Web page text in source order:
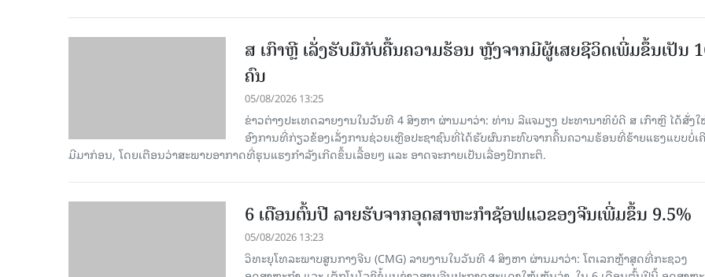
ສ ເກົາຫຼີ ເລັ່ງຮັບມືກັບຄື້ນຄວາມຮ້ອນ ຫຼັງຈາກມີຜູ້ເສຍຊີວິດເພີ່ມຂຶ້ນເປັນ
ຄົນ
05/08/2026 13:25
ຂ່າວຕ່າງປະເທດລາຍງານໃນວັນທີ 4 ສິງຫາ ຜ່ານມາວ່າ: ທ່ານ ລີແຈມຽງ ປະທານາທິບໍດີ ສ ເກົາຫຼີ ໄດ້ສັ່ງ
ອົງການທີ່ກ່ຽວຂ້ອງເລັ່ງການຊ່ວຍເຫຼືອປະຊາຊົນທີ່ໄດ້ຮັບຜົນກະທົບຈາກຄື້ນຄວາມຮ້ອນທີ່ຮ້າຍແຮງແບບບໍ່ເ
ມີມາກ່ອນ, ໂດຍເຕືອນວ່າສະພາບອາກາດທີ່ຮຸນແຮງກຳລັງເກີດຂຶ້ນເລື້ອຍໆ ແລະ ອາດຈະກາຍເປັນເລື່ອງປົກກະຕິ.
6 ເດືອນຕົ້ນປີ ລາຍຮັບຈາກອຸດສາຫະກຳຊັອຟແວຂອງຈີນເພີ່ມຂຶ້ນ 9.5%
05/08/2026 13:23
ວິທະຍຸໂທລະພາບສູນກາງຈີນ (CMG) ລາຍງານໃນວັນທີ 4 ສິງຫາ ຜ່ານມາວ່າ: ໂຕເລກຫຼ້າສຸດທີ່ກະຊວງ